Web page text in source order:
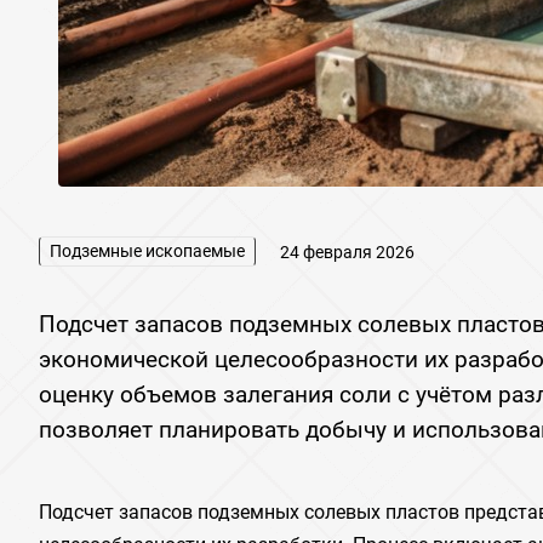
Подземные ископаемые 24 февраля 2026
Подсчет запасов подземных солевых
экономической целесообразности их
оценку объемов залегания соли с учётом
позволяет планировать добычу и
Подсчет запасов подземных солевых пластов